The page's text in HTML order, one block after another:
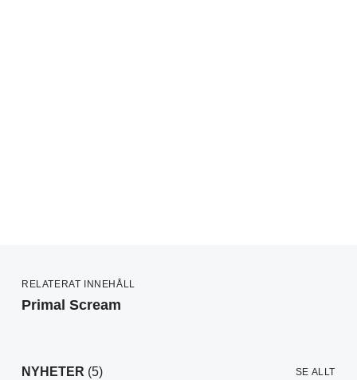
RELATERAT INNEHÅLL
Primal Scream
NYHETER (5) SE ALLT